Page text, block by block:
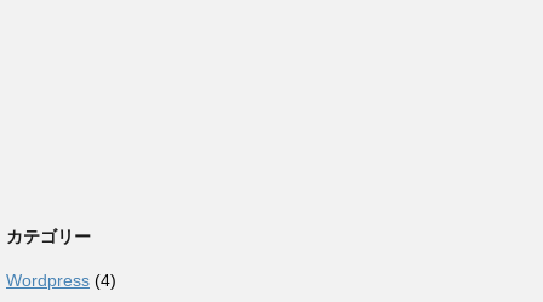
カテゴリー
Wordpress (4)